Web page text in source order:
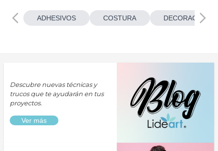
ADHESIVOS COSTURA
Descubre nuevas técnicas y
trucos que te ayudarán en tus
proyectos.
Ver más